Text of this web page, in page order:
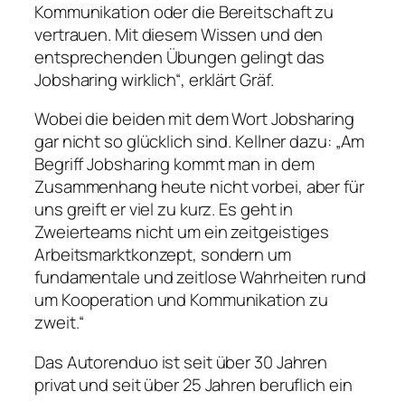
Kommunikation oder die Bereitschaft zu
vertrauen. Mit diesem Wissen und den
entsprechenden Übungen gelingt das
Jobsharing wirklich“, erklärt Gräf.
Wobei die beiden mit dem Wort Jobsharing
gar nicht so glücklich sind. Kellner dazu: „Am
Begriff Jobsharing kommt man in dem
Zusammenhang heute nicht vorbei, aber für
uns greift er viel zu kurz. Es geht in
Zweierteams nicht um ein zeitgeistiges
Arbeitsmarktkonzept, sondern um
fundamentale und zeitlose Wahrheiten rund
um Kooperation und Kommunikation zu
zweit.“
Das Autorenduo ist seit über 30 Jahren
privat und seit über 25 Jahren beruflich ein